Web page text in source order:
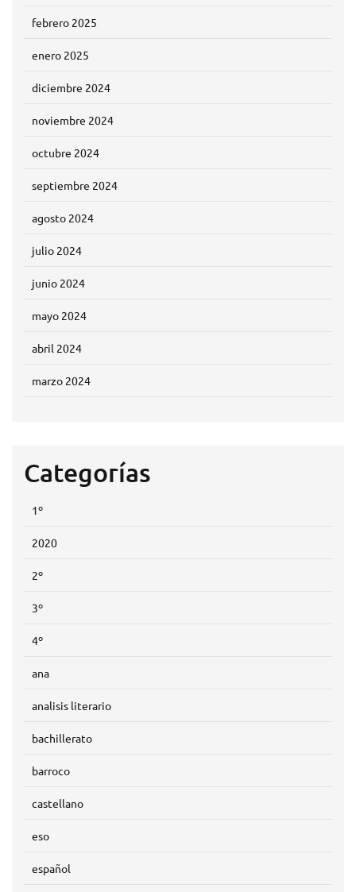
febrero 2025
enero 2025
diciembre 2024
noviembre 2024
octubre 2024
septiembre 2024
agosto 2024
julio 2024
junio 2024
mayo 2024
abril 2024
marzo 2024
Categorías
1º
2020
2º
3º
4º
ana
analisis literario
bachillerato
barroco
castellano
eso
español